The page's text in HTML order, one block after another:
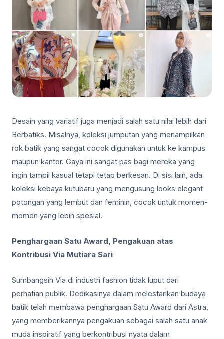
Desain yang variatif juga menjadi salah satu nilai lebih dari
Berbatiks. Misalnya, koleksi jumputan yang menampilkan
rok batik yang sangat cocok digunakan untuk ke kampus
maupun kantor. Gaya ini sangat pas bagi mereka yang
ingin tampil kasual tetapi tetap berkesan. Di sisi lain, ada
koleksi kebaya kutubaru yang mengusung looks elegant
potongan yang lembut dan feminin, cocok untuk momen-
momen yang lebih spesial.
Penghargaan Satu Award, Pengakuan atas
Kontribusi Via Mutiara Sari
Sumbangsih Via di industri fashion tidak luput dari
perhatian publik. Dedikasinya dalam melestarikan budaya
batik telah membawa penghargaan Satu Award dari Astra,
yang memberikannya pengakuan sebagai salah satu anak
muda inspiratif yang berkontribusi nyata dalam